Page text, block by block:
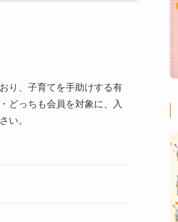
り、子育てを手助けする有
どっちも会員を対象に、入
い。